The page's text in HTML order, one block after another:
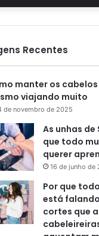
Recentes
manter os
viajando muito
de novembro de 2025
As unhas de
que todo
querer
16 de junho de
Por que
está
cortes que